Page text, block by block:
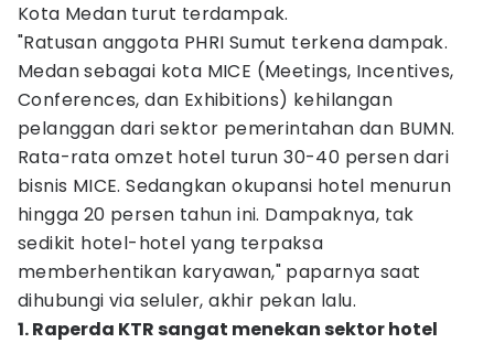
Kota Medan turut terdampak.
"Ratusan anggota PHRI Sumut terkena dampak.
Medan sebagai kota MICE (Meetings, Incentives,
Conferences, dan Exhibitions) kehilangan
pelanggan dari sektor pemerintahan dan BUMN.
Rata-rata omzet hotel turun 30-40 persen dari
bisnis MICE. Sedangkan okupansi hotel menurun
hingga 20 persen tahun ini. Dampaknya, tak
sedikit hotel-hotel yang terpaksa
memberhentikan karyawan," paparnya saat
dihubungi via seluler, akhir pekan lalu.
1. Raperda KTR sangat menekan sektor hotel